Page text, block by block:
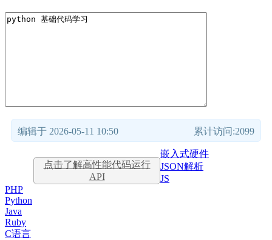
编辑于 2026-05-11 10:50 累计访问:2099
点击了解高性能代码运行
API
嵌入式硬件
JSON解析
JS
PHP
Python
Java
Ruby
C语言